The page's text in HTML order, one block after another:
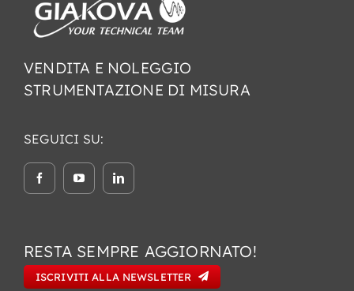
VENDITA E NOLEGGIO
STRUMENTAZIONE DI MISURA
SEGUICI SU:
RESTA SEMPRE AGGIORNATO!
ISCRIVITI ALLA NEWSLETTER